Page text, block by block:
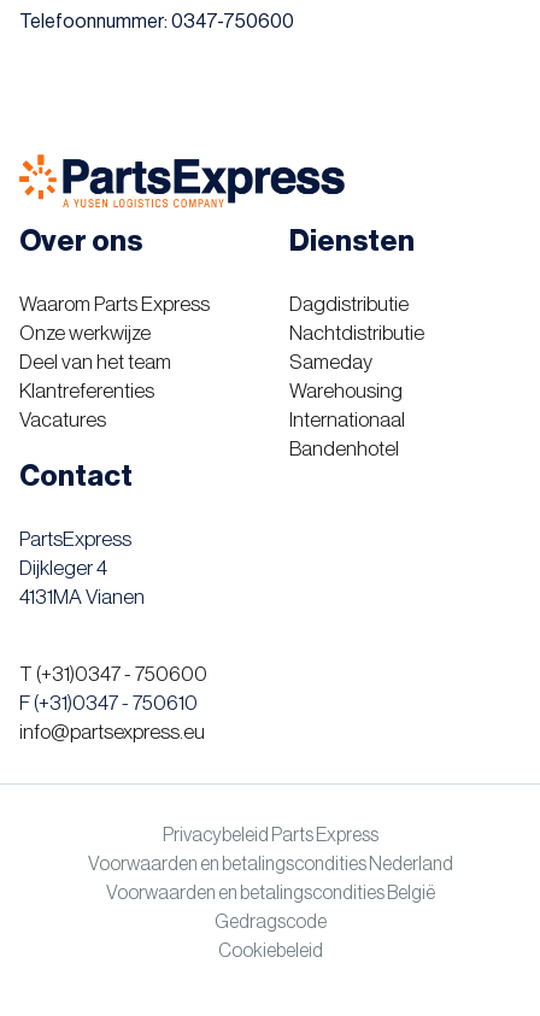
Telefoonnummer: 0347-750600
Over ons
Waarom Parts Express
Onze werkwijze
Deel van het team
Klantreferenties
Vacatures
Diensten
Dagdistributie
Nachtdistributie
Sameday
Warehousing
Internationaal
Bandenhotel
Contact
PartsExpress
Dijkleger 4
4131MA Vianen
T (+31)0347 - 750600
F (+31)0347 - 750610
info@partsexpress.eu
Privacybeleid Parts Express
Voorwaarden en betalingscondities Nederland
Voorwaarden en betalingscondities België
Gedragscode
Cookiebeleid